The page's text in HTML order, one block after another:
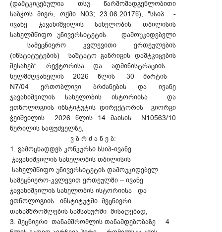
(დამტკიცებულია თსუ წარმომადგენლობითი
საბჭოს მიერ, ოქმი N03; 23.06.2017წ), "სსიპ -
ივანე ჯავახიშვილის სახელობის თბილისის
სახელმწიფო უნივერსიტეტის დამოუკიდებელი
სამეცნიერო კვლევითი ერთეულების
(ინსტიტუტების) საშტატო განრიგის დამტკიცების
შესახებ“ რექტორისა და ადმინისტრაციის
ხელმძღვანელის 2026 წლის 30 მარტის
N7/04 ერთობლივი ბრძანების და ივანე
ჯავახიშვილის სახელობის ისტორიისა და
ეთნოლოგიის ინსტიტუტის დირექტორის გიორგი
ჭეიშვილის 2026 წლის 14 მაისის N10563/10
წერილის საფუძველზე,
ვ ბ რ ძ ა ნ ე ბ:
1. გამოცხადდეს კონკურსი სსიპ-ივანე
ჯავახიშვილის სახელობის თბილისის
სახელმწიფო უნივერსიტეტის დამოუკიდებელ
სამეცნიერო-კვლევით ერთეულში – ივანე
ჯავახიშვილის სახელობის ისტორიისა და
ეთნოლოგიის ინსტიტუტში მეცნიერი
თანამშრომლების სამსახურში მისაღებად;
3. მეცნიერი თანამშრომლის თანამდებობაზე 4